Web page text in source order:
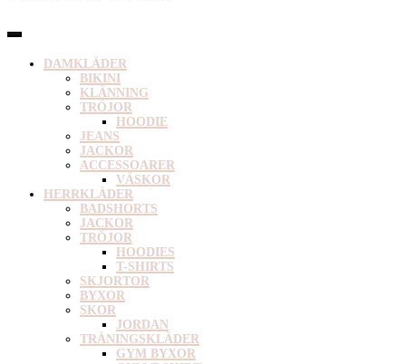
DAMKLÄDER
BIKINI
KLÄNNING
TRÖJOR
HOODIE
JEANS
JACKOR
ACCESSOARER
VÄSKOR
HERRKLÄDER
BADSHORTS
JACKOR
TRÖJOR
HOODIES
T-SHIRTS
SKJORTOR
BYXOR
SKOR
JORDAN
TRÄNINGSKLÄDER
GYM BYXOR